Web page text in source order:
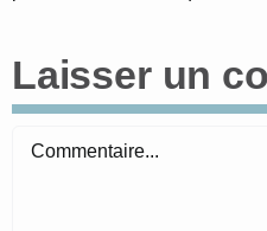
Laisser un
Commentaire